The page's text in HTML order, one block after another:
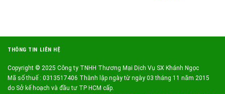
THÔNG TIN LIÊN HỆ
Copyright © 2025 Công ty TNHH Thương Mại Dịch Vụ SX Khánh Ngọc
Mã số thuế : 0313517406 Thành lập ngày từ ngày 03 tháng 11 năm 2015
do Sở kế hoạch và đầu tư TP HCM cấp.